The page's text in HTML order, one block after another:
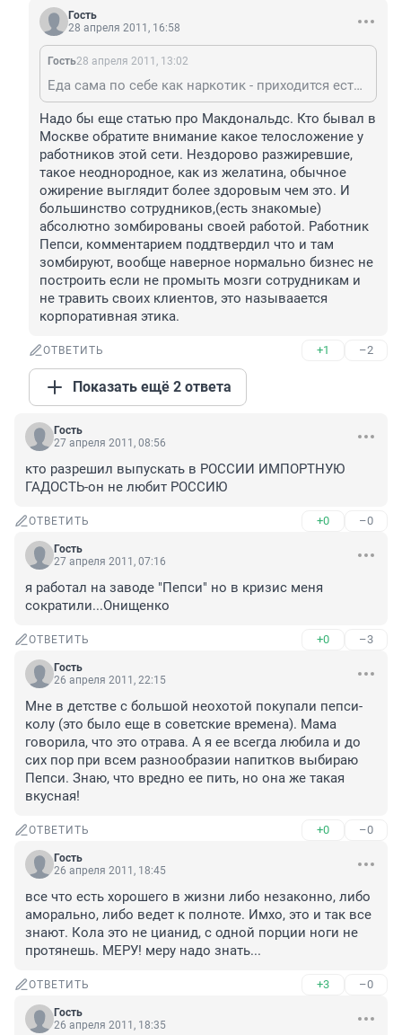
Гость
28 апреля 2011, 16:58
Гость28 апреля 2011, 13:02
Еда сама по себе как наркотик - приходится есть ее каждый день и по три раза. Не примешь наркотик, то есть не поешь, ломка начинается... И неважно,какая еда - здоровая или нездоровая, все одно и то же каждый божий день... надоело
Надо бы еще статью про Макдональдс. Кто бывал в
Москве обратите внимание какое телосложение у
работников этой сети. Нездорово разжиревшие,
такое неоднородное, как из желатина, обычное
ожирение выглядит более здоровым чем это. И
большинство сотрудников,(есть знакомые)
абсолютно зомбированы своей работой. Работник
Пепси, комментарием поддтвердил что и там
зомбируют, вообще наверное нормально бизнес не
построить если не промыть мозги сотрудникам и
не травить своих клиентов, это называается
корпоративная этика.
ОТВЕТИТЬ +1 –2
Показать ещё 2 ответа
Гость
27 апреля 2011, 08:56
кто разрешил выпускать в РОССИИ ИМПОРТНУЮ
ГАДОСТЬ-он не любит РОССИЮ
ОТВЕТИТЬ +0 –0
Гость
27 апреля 2011, 07:16
я работал на заводе "Пепси" но в кризис меня
сократили...Онищенко
ОТВЕТИТЬ +0 –3
Гость
26 апреля 2011, 22:15
Мне в детстве с большой неохотой покупали пепси-
колу (это было еще в советские времена). Мама
говорила, что это отрава. А я ее всегда любила и до
сих пор при всем разнообразии напитков выбираю
Пепси. Знаю, что вредно ее пить, но она же такая
вкусная!
ОТВЕТИТЬ +0 –0
Гость
26 апреля 2011, 18:45
все что есть хорошего в жизни либо незаконно, либо
аморально, либо ведет к полноте. Имхо, это и так все
знают. Кола это не цианид, с одной порции ноги не
протянешь. МЕРУ! меру надо знать...
ОТВЕТИТЬ +3 –0
Гость
26 апреля 2011, 18:35